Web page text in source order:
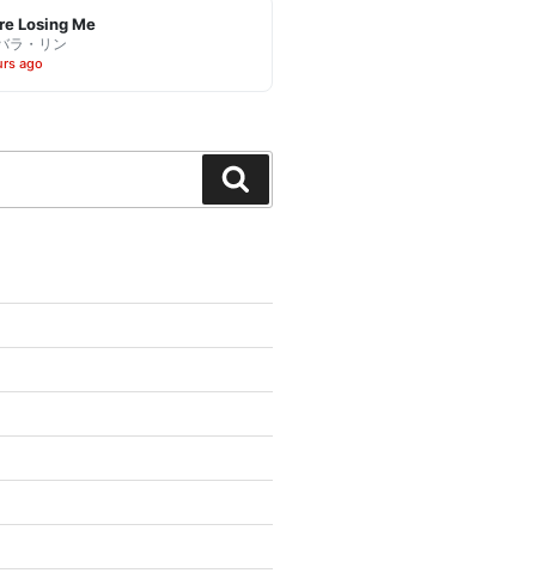
Losing Me
ラ・リン
ago